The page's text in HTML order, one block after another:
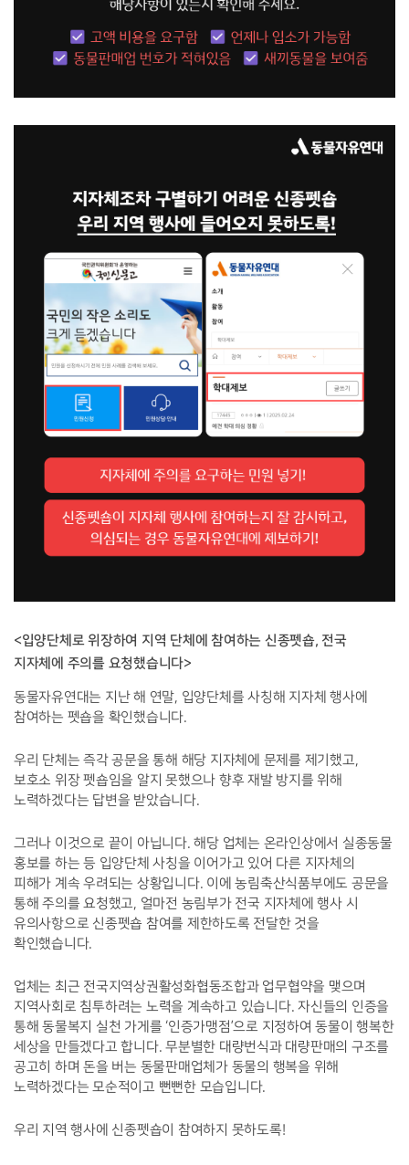
<입양단체로 위장하여 지역 단체에 참여하는 신종펫숍, 전국
지자체에 주의를 요청했습니다>
동물자유연대는 지난 해 연말, 입양단체를 사칭해 지자체 행사에
참여하는 펫숍을 확인했습니다.
우리 단체는 즉각 공문을 통해 해당 지자체에 문제를 제기했고,
보호소 위장 펫숍임을 알지 못했으나 향후 재발 방지를 위해
노력하겠다는 답변을 받았습니다.
그러나 이것으로 끝이 아닙니다. 해당 업체는 온라인상에서 실종동물
홍보를 하는 등 입양단체 사칭을 이어가고 있어 다른 지자체의
피해가 계속 우려되는 상황입니다. 이에 농림축산식품부에도 공문을
통해 주의를 요청했고, 얼마전 농림부가 전국 지자체에 행사 시
유의사항으로 신종펫숍 참여를 제한하도록 전달한 것을
확인했습니다.
업체는 최근 전국지역상권활성화협동조합과 업무협약을 맺으며
지역사회로 침투하려는 노력을 계속하고 있습니다. 자신들의 인증을
통해 동물복지 실천 가게를 ‘인증가맹점’으로 지정하여 동물이 행복한
세상을 만들겠다고 합니다. 무분별한 대량번식과 대량판매의 구조를
공고히 하며 돈을 버는 동물판매업체가 동물의 행복을 위해
노력하겠다는 모순적이고 뻔뻔한 모습입니다.
우리 지역 행사에 신종펫숍이 참여하지 못하도록!